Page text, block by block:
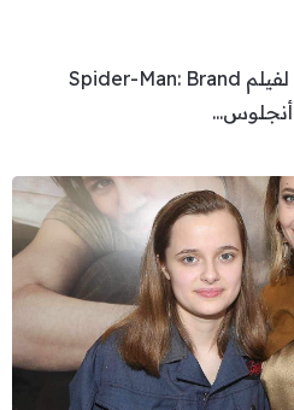
شهد العرض العالمي الأول لفيلم Spider-Man: Brand